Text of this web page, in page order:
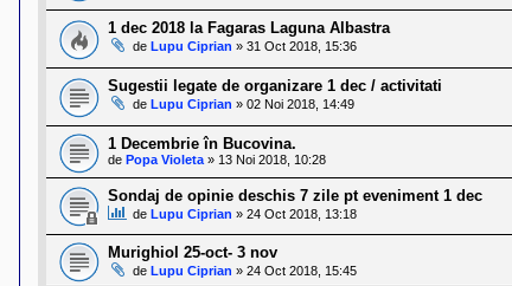
1 dec 2018 la Fagaras Laguna Albastra
de Lupu Ciprian » 31 Oct 2018, 15:36
Sugestii legate de organizare 1 dec / activitati
de Lupu Ciprian » 02 Noi 2018, 14:49
1 Decembrie în Bucovina.
de Popa Violeta » 13 Noi 2018, 10:28
Sondaj de opinie deschis 7 zile pt eveniment 1 dec
de Lupu Ciprian » 24 Oct 2018, 13:18
Murighiol 25-oct- 3 nov
de Lupu Ciprian » 24 Oct 2018, 15:45